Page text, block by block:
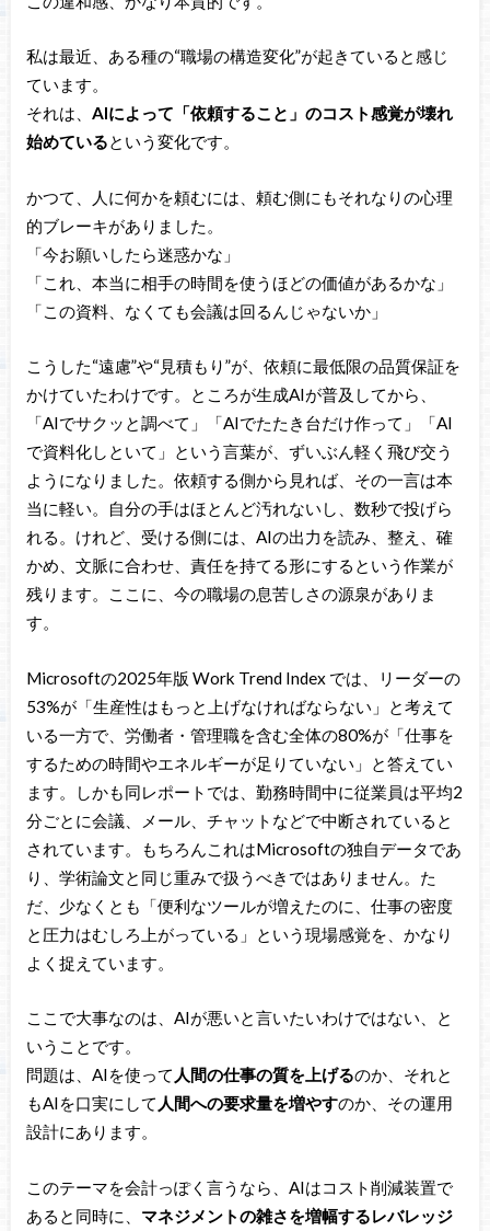
私は最近、ある種の“職場の構造変化”が起きていると感じ
ています。
それは、 AIによって「依頼すること」のコスト感覚が壊れ
始めているという変化です。
かつて、人に何かを頼むには、頼む側にもそれなりの心理
的ブレーキがありました。
「今お願いしたら迷惑かな」
「これ、本当に相手の時間を使うほどの価値があるかな」
「この資料、なくても会議は回るんじゃないか」
こうした“遠慮”や“見積もり”が、依頼に最低限の品質保証を
かけていたわけです。ところが生成AIが普及してから、
「AIでサクッと調べて」「AIでたたき台だけ作って」「AI
で資料化しといて」という言葉が、ずいぶん軽く飛び交う
ようになりました。依頼する側から見れば、その一言は本
当に軽い。自分の手はほとんど汚れないし、数秒で投げら
れる。けれど、受ける側には、AIの出力を読み、整え、確
かめ、文脈に合わせ、責任を持てる形にするという作業が
残ります。ここに、今の職場の息苦しさの源泉がありま
す。
Microsoftの2025年版 Work Trend Index では、リーダーの
53%が「生産性はもっと上げなければならない」と考えて
いる一方で、労働者・管理職を含む全体の80%が「仕事を
するための時間やエネルギーが足りていない」と答えてい
ます。しかも同レポートでは、勤務時間中に従業員は平均2
分ごとに会議、メール、チャットなどで中断されていると
されています。もちろんこれはMicrosoftの独自データであ
り、学術論文と同じ重みで扱うべきではありません。た
だ、少なくとも「便利なツールが増えたのに、仕事の密度
と圧力はむしろ上がっている」という現場感覚を、かなり
よく捉えています。
ここで大事なのは、AIが悪いと言いたいわけではない、と
いうことです。
問題は、AIを使って 人間の仕事の質を上げるのか、それと
もAIを口実にして 人間への要求量を増やすのか、その運用
設計にあります。
このテーマを会計っぽく言うなら、AIはコスト削減装置で
あると同時に、 マネジメントの雑さを増幅するレバレッジ